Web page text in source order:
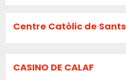
Centre Catòlic de Sants
CASINO DE CALAF